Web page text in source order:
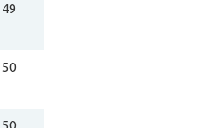
49
50